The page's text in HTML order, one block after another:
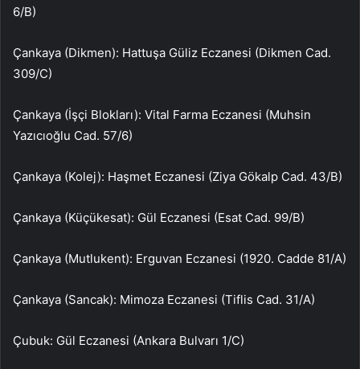
6/B)
Çankaya (Dikmen): Hattuşa Güliz Eczanesi (Dikmen Cad.
309/C)
Çankaya (İşçi Blokları): Vital Farma Eczanesi (Muhsin
Yazıcıoğlu Cad. 57/6)
Çankaya (Kolej): Haşmet Eczanesi (Ziya Gökalp Cad. 43/B)
Çankaya (Küçükesat): Gül Eczanesi (Esat Cad. 99/B)
Çankaya (Mutlukent): Erguvan Eczanesi (1920. Cadde 81/A)
Çankaya (Sancak): Mimoza Eczanesi (Tiflis Cad. 31/A)
Çubuk: Gül Eczanesi (Ankara Bulvarı 1/C)